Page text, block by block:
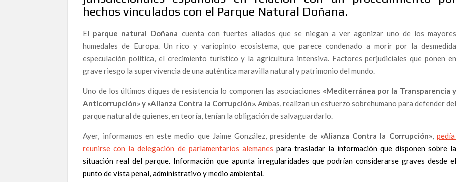
El Estrecho de Gibraltar frente a un nuevo riesgo emergente: un informe alerta del impacto del Hantavirus
Andes en la seguridad marítima y la responsabilidad civil
La Alianza Contra la Corrupción incorpora “El Barco del Capitán Araña”: una nueva etapa para la sátira
política más incendiaria del Mediterráneo
LA ALIANZA CONTRA LA CORRUPCIÓN ALERTA: “EL GUADALQUIVIR NO PUEDE SER LA CLOACA
Mar Esteban, candidata en la lista de Almerienses: “La sociedad civil tiene que hacerse con la política
porque los políticos no hacen su trabajo”
Una denuncia de alto voltaje que permanece sin respuesta: Un abogado denuncia ante la Fiscalía Superior
de Cataluña una presunta trama criminal que implicaría a dirigentes del Partido Popular y operadores
jurídicos: aún no ha sido citado.
hechos vinculados con el Parque Natural Doñana.
El parque natural Doñana cuenta con fuertes aliados que se niegan a ver agonizar uno de los mayores
humedales de Europa. Un rico y variopinto ecosistema, que parece condenado a morir por la desmedida
especulación política, el crecimiento turístico y la agricultura intensiva. Factores perjudiciales que ponen en
grave riesgo la supervivencia de una auténtica maravilla natural y patrimonio del mundo.
Uno de los últimos diques de resistencia lo componen las asociaciones «Mediterránea por la Transparencia y
Anticorrupción» y «Alianza Contra la Corrupción».Ambas, realizan un esfuerzo sobrehumano para defender del
parque natural de quienes, en teoría, tenían la obligación de salvaguardarlo.
Ayer, informamos en este medio que Jaime González, presidente de «Alianza Contra la Corrupción», pedía
reunirse con la delegación de parlamentarios alemanes para trasladar la información que disponen sobre la
situación real del parque. Información que apunta irregularidades que podrían considerarse graves desde el
punto de vista penal, administrativo y medio ambiental.